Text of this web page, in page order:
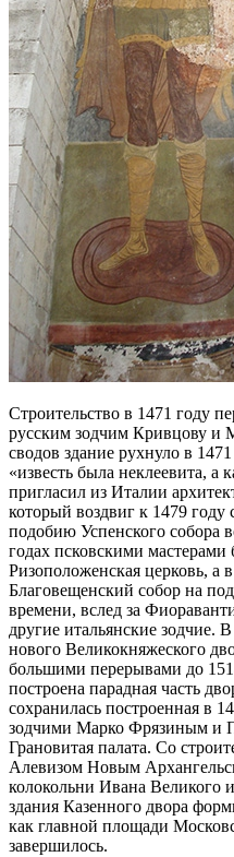
Строительство в 1471 году
русским зодчим Кривцову и
сводов здание рухнуло в
«известь была неклеевита, а
пригласил из Италии
который воздвиг к 1479
подобию Успенского
годах псковскими мастерами
Ризоположенская церковь,
Благовещенский собор на
времени, вслед за
другие итальянские зодчие.
нового Великокняжеского
большими перерывами до
построена парадная часть
сохранилась построенная в
зодчими Марко Фрязиным и
Грановитая палата. Со
Алевизом Новым
колокольни Ивана Великого
здания Казенного двора
как главной площади
завершилось.